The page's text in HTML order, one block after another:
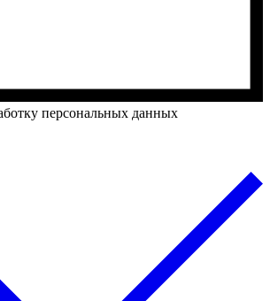
персональных данных